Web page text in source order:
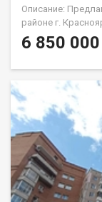
Описание:
районе г.
пятиэтажного
ленинградка. Три
квартиры: Окна
обои, на полу
хорошем рабочем
гидромассажем.
можно
Просторный
места для
доступность.
доступности
6 850